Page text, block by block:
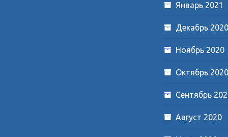
Январь 2021
Декабрь 2020
Ноябрь 2020
Октябрь 2020
Сентябрь
Август 2020